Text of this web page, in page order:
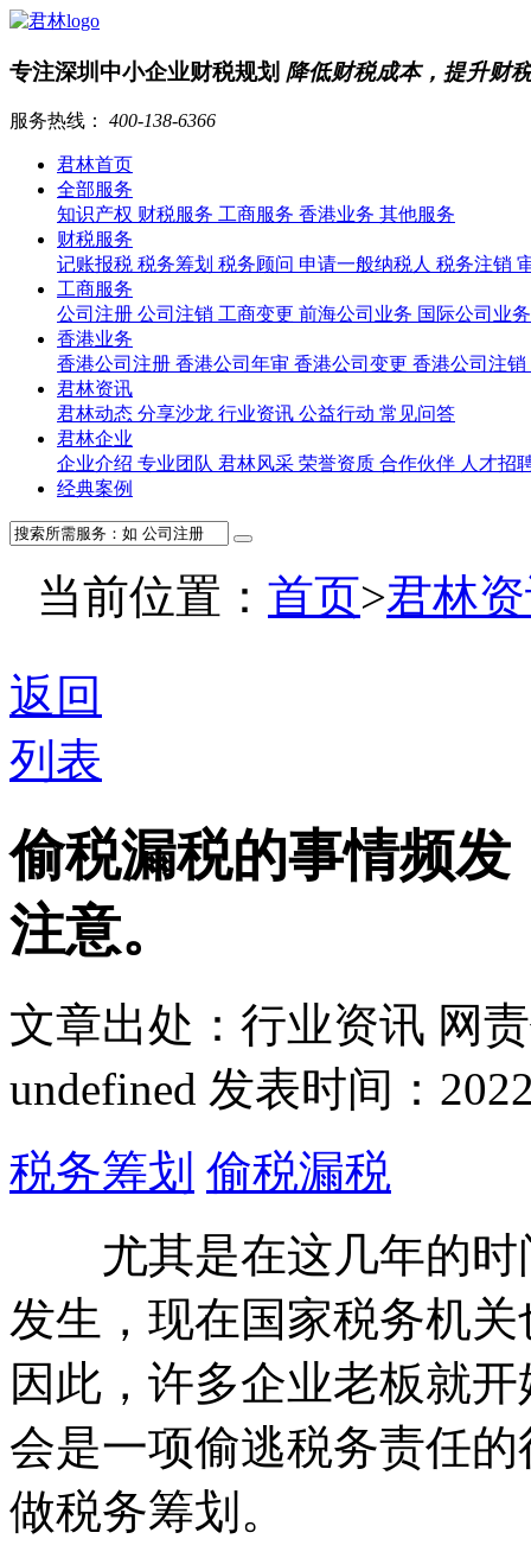
专注深圳中小企业财税规划 降低财税成本，提升财
服务热线： 400-138-6366
君林首页
全部服务
知识产权 财税服务 工商服务 香港业务 其他服务
财税服务
记账报税 税务筹划 税务顾问 申请一般纳税人 税务注销
工商服务
公司注册 公司注销 工商变更 前海公司业务 国际公司业
香港业务
香港公司注册 香港公司年审 香港公司变更 香港公司注销
君林资讯
君林动态 分享沙龙 行业资讯 公益行动 常见问答
君林企业
企业介绍 专业团队 君林风采 荣誉资质 合作伙伴 人才招
经典案例
当前位置： 首页>君林
返回
列表
偷税漏税的事情频
注意。
文章出处：行业资讯 网
undefined 发表时间：
税务筹划 偷税漏税
尤其是在这几年的时
发生，现在国家税务机
因此，许多企业老板就
会是一项偷逃税务责任
做税务筹划。